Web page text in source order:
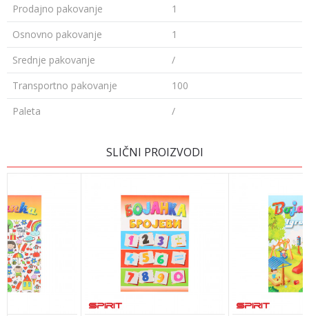
Prodajno pakovanje
1
Osnovno pakovanje
1
Srednje pakovanje
/
Transportno pakovanje
100
Paleta
/
Email adresa
Poruka
SLIČNI PROIZVODI